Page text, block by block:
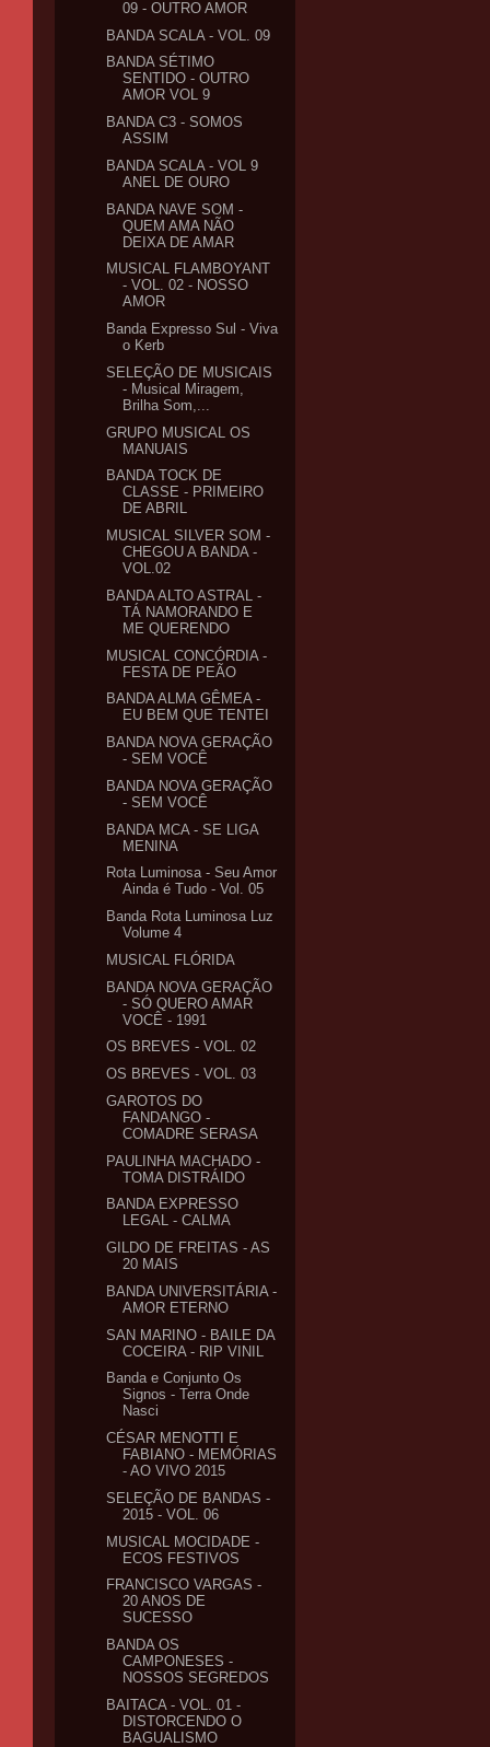
09 - OUTRO AMOR
BANDA SCALA - VOL. 09
BANDA SÉTIMO
SENTIDO - OUTRO
AMOR VOL 9
BANDA C3 - SOMOS
ASSIM
BANDA SCALA - VOL 9
ANEL DE OURO
BANDA NAVE SOM -
QUEM AMA NÃO
DEIXA DE AMAR
MUSICAL FLAMBOYANT
- VOL. 02 - NOSSO
AMOR
Banda Expresso Sul - Viva
o Kerb
SELEÇÃO DE MUSICAIS
- Musical Miragem,
Brilha Som,...
GRUPO MUSICAL OS
MANUAIS
BANDA TOCK DE
CLASSE - PRIMEIRO
DE ABRIL
MUSICAL SILVER SOM -
CHEGOU A BANDA -
VOL.02
BANDA ALTO ASTRAL -
TÁ NAMORANDO E
ME QUERENDO
MUSICAL CONCÓRDIA -
FESTA DE PEÃO
BANDA ALMA GÊMEA -
EU BEM QUE TENTEI
BANDA NOVA GERAÇÃO
- SEM VOCÊ
BANDA NOVA GERAÇÃO
- SEM VOCÊ
BANDA MCA - SE LIGA
MENINA
Rota Luminosa - Seu Amor
Ainda é Tudo - Vol. 05
Banda Rota Luminosa Luz
Volume 4
MUSICAL FLÓRIDA
BANDA NOVA GERAÇÃO
- SÓ QUERO AMAR
VOCÊ - 1991
OS BREVES - VOL. 02
OS BREVES - VOL. 03
GAROTOS DO
FANDANGO -
COMADRE SERASA
PAULINHA MACHADO -
TOMA DISTRÁIDO
BANDA EXPRESSO
LEGAL - CALMA
GILDO DE FREITAS - AS
20 MAIS
BANDA UNIVERSITÁRIA -
AMOR ETERNO
SAN MARINO - BAILE DA
COCEIRA - RIP VINIL
Banda e Conjunto Os
Signos - Terra Onde
Nasci
CÉSAR MENOTTI E
FABIANO - MEMÓRIAS
- AO VIVO 2015
SELEÇÃO DE BANDAS -
2015 - VOL. 06
MUSICAL MOCIDADE -
ECOS FESTIVOS
FRANCISCO VARGAS -
20 ANOS DE
SUCESSO
BANDA OS
CAMPONESES -
NOSSOS SEGREDOS
BAITACA - VOL. 01 -
DISTORCENDO O
BAGUALISMO